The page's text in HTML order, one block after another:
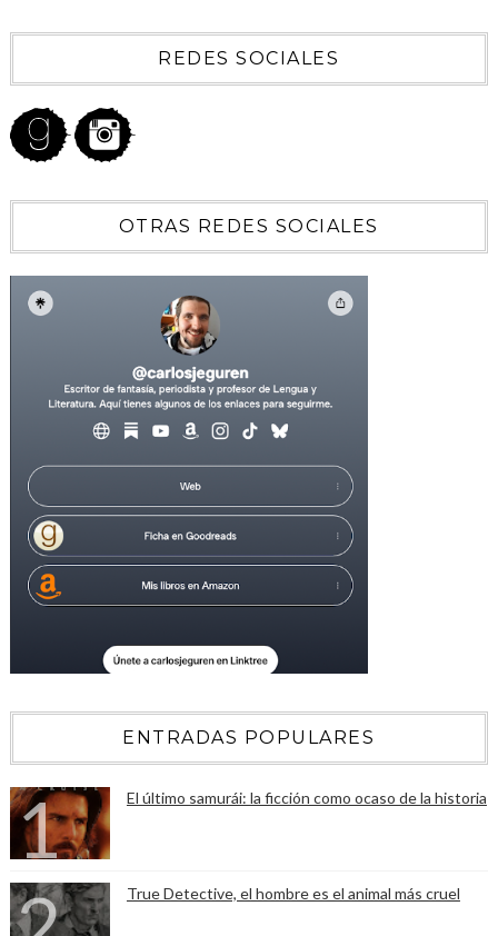
REDES SOCIALES
OTRAS REDES SOCIALES
ENTRADAS POPULARES
El último samurái: la ficción como ocaso de la historia
True Detective, el hombre es el animal más cruel